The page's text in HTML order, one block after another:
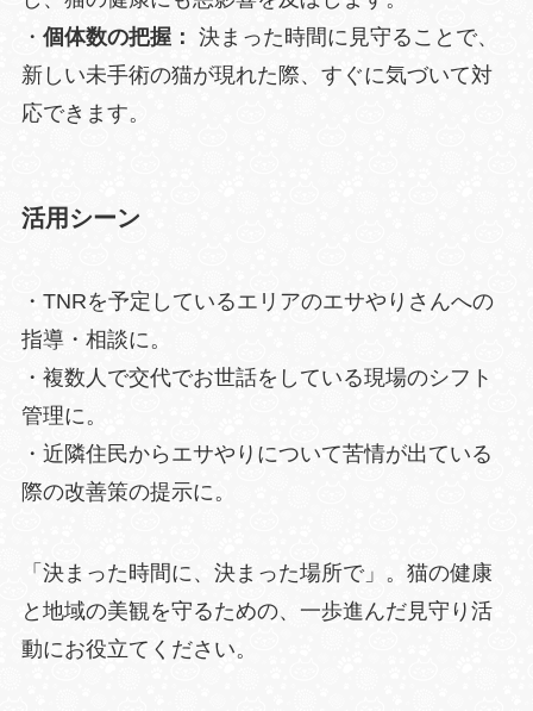
・ 個体数の把握： 決まった時間に見守ることで、
新しい未手術の猫が現れた際、すぐに気づいて対
応できます。
活用シーン
・TNRを予定しているエリアのエサやりさんへの
指導・相談に。
・複数人で交代でお世話をしている現場のシフト
管理に。
・近隣住民からエサやりについて苦情が出ている
際の改善策の提示に。
「決まった時間に、決まった場所で」。猫の健康
と地域の美観を守るための、一歩進んだ見守り活
動にお役立てください。